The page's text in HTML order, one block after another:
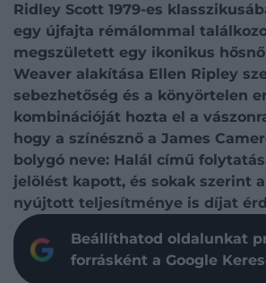
Ridley Scott 1979-es
egy újfajta rémálommal
megszületett egy ikonikus
Weaver alakítása Ellen Ripley
sebezhetőség és a könyörtelen
kombinációját hozta el a
hogy a színésznő a James
bolygó neve: Halál című
jelölést kapott, és sokak szerint
nyújtott teljesítménye is díjat
Beállíthatod oldalunkat
forrásként a Google